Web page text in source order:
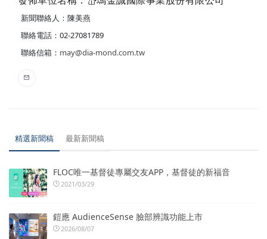
新聞聯絡人：陳美燕
聯絡電話：02-27081789
聯絡信箱： may@dia-mond.com.tw
精選新聞稿 最新新聞稿
FLOC唯一基督徒專屬交友APP，基督徒的新福音
2021/03/29
鎧應 AudienceSense 臉部辨識功能上市
2026/08/07